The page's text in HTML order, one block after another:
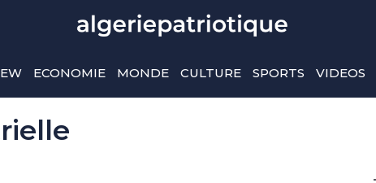
ECONOMIE MONDE CULTURE SPORTS VIDEOS